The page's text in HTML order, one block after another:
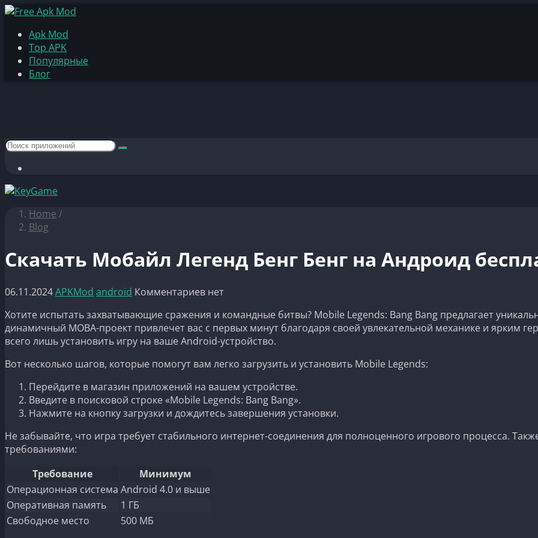
Apk Mod
Top APK
Популярные
Блог
Home /
Blog
Скачать Мобайл Легенд Бенг Бенг на Андроид
06.11.2024APKMod android Комментариев нет
Хотите испытать захватывающие сражения и командные битвы? Mobile Legends: Bang Bang предлагает
динамичный MOBA-проект привлечет вас с первых минут благодаря своей увлекательной механике и ярким
всего лишь установить игру на ваше Android-устройство.
Вот несколько шагов, которые помогут вам легко загрузить и установить Mobile Legends:
Перейдите в магазин приложений на вашем устройстве.
Введите в поисковой строке «Mobile Legends: Bang Bang».
Нажмите на кнопку загрузки и дождитесь завершения установки.
Не забывайте, что игра требует стабильного интернет-соединения для полноценного игрового процесса.
требованиями:
Требование
Минимум
Операционная система Android 4.0 и выше
Оперативная память
1 ГБ
Свободное место
500 МБ